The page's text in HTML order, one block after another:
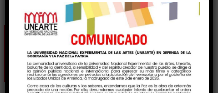
Etiqueta:publicaciones